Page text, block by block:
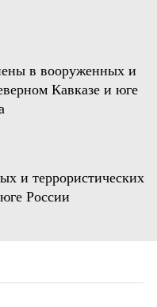
в вооруженных и
Кавказе и юге
и террористических
России